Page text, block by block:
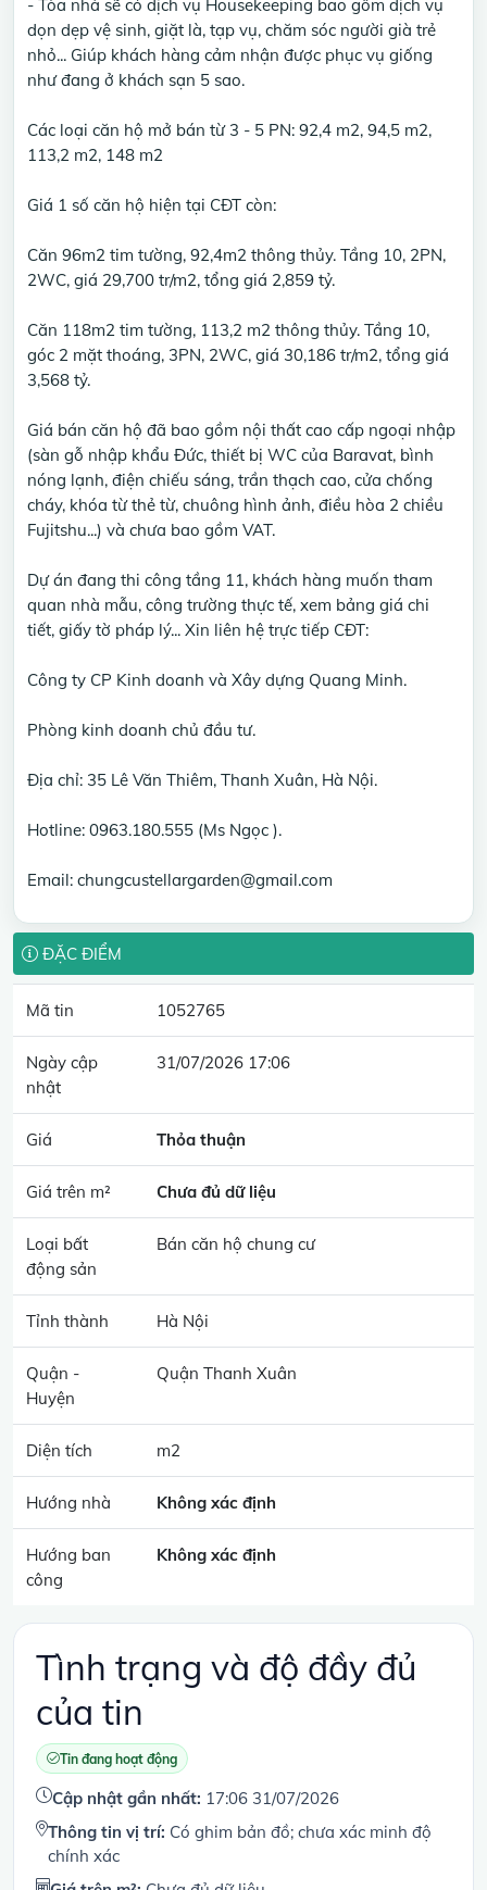
- Tòa nhà sẽ có dịch vụ Housekeeping bao gồm dịch vụ
dọn dẹp vệ sinh, giặt là, tạp vụ, chăm sóc người già trẻ
nhỏ... Giúp khách hàng cảm nhận được phục vụ giống
như đang ở khách sạn 5 sao.
Các loại căn hộ mở bán từ 3 - 5 PN: 92,4 m2, 94,5 m2,
113,2 m2, 148 m2
Giá 1 số căn hộ hiện tại CĐT còn:
Căn 96m2 tim tường, 92,4m2 thông thủy. Tầng 10, 2PN,
2WC, giá 29,700 tr/m2, tổng giá 2,859 tỷ.
Căn 118m2 tim tường, 113,2 m2 thông thủy. Tầng 10,
góc 2 mặt thoáng, 3PN, 2WC, giá 30,186 tr/m2, tổng giá
3,568 tỷ.
Giá bán căn hộ đã bao gồm nội thất cao cấp ngoại nhập
(sàn gỗ nhập khẩu Đức, thiết bị WC của Baravat, bình
nóng lạnh, điện chiếu sáng, trần thạch cao, cửa chống
cháy, khóa từ thẻ từ, chuông hình ảnh, điều hòa 2 chiều
Fujitshu...) và chưa bao gồm VAT.
Dự án đang thi công tầng 11, khách hàng muốn tham
quan nhà mẫu, công trường thực tế, xem bảng giá chi
tiết, giấy tờ pháp lý... Xin liên hệ trực tiếp CĐT:
Công ty CP Kinh doanh và Xây dựng Quang Minh.
Phòng kinh doanh chủ đầu tư.
Địa chỉ: 35 Lê Văn Thiêm, Thanh Xuân, Hà Nội.
Hotline: 0963.180.555 (Ms Ngọc ).
Email: chungcustellargarden@gmail.com
ĐẶC ĐIỂM
Mã tin 1052765
Ngày cập
nhật
31/07/2026 17:06
Giá Thỏa thuận
Giá trên m² Chưa đủ dữ liệu
Loại bất
động sản
Bán căn hộ chung cư
Tỉnh thành Hà Nội
Quận -
Huyện
Quận Thanh Xuân
Diện tích m2
Hướng nhà Không xác định
Hướng ban
công
Không xác định
Tình trạng và độ đầy đủ
của tin
Tin đang hoạt động
Cập nhật gần nhất: 17:06 31/07/2026
Thông tin vị trí: Có ghim bản đồ; chưa xác minh độ
chính xác